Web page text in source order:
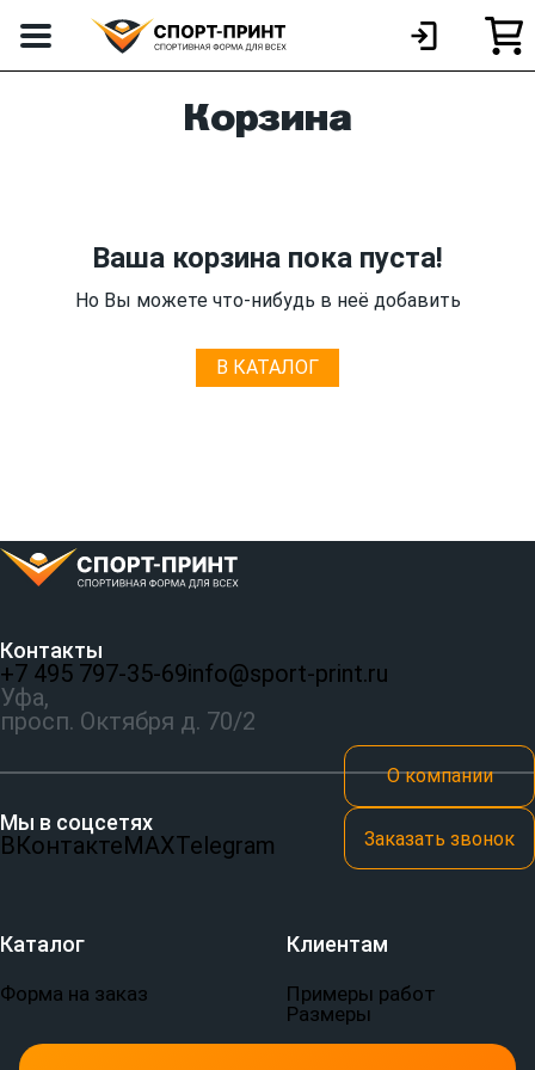
Корзина
Ваша корзина пока пуста!
Но Вы можете что-нибудь в неё добавить
В КАТАЛОГ
Контакты
+7 495 797‑35-69info@sport-print.ru
Уфа,
просп. Октября д. 70/2
Мы в соцсетях
ВКонтактеMAXTelegram
О компании
Заказать звонок
Каталог
Форма на заказ
Клиентам
Примеры работ
Размеры